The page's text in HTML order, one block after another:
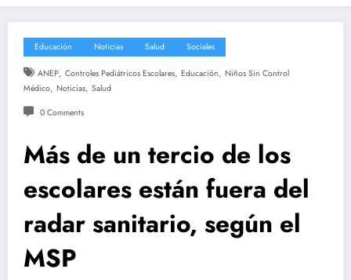
Educación Noticias Salud Sociales
ANEP, Controles Pediátricos Escolares, Educación, Niños Sin Control
Médico, Noticias, Salud
0 Comments
Más de un tercio de los
escolares están fuera del
radar sanitario, según el
MSP